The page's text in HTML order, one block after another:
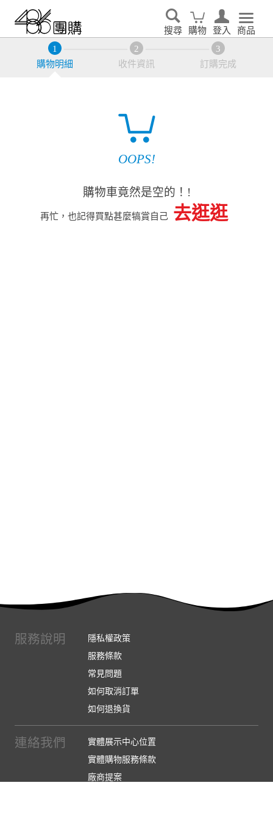
搜尋 購物 登入 商品
購物明細 收件資訊 訂購完成
OOPS!
購物車竟然是空的！!
再忙，也記得買點甚麼犒賞自己 去逛逛
服務說明
隱私權政策
服務條款
常見問題
如何取消訂單
如何退換貨
連絡我們
實體展示中心位置
實體購物服務條款
廠商提案